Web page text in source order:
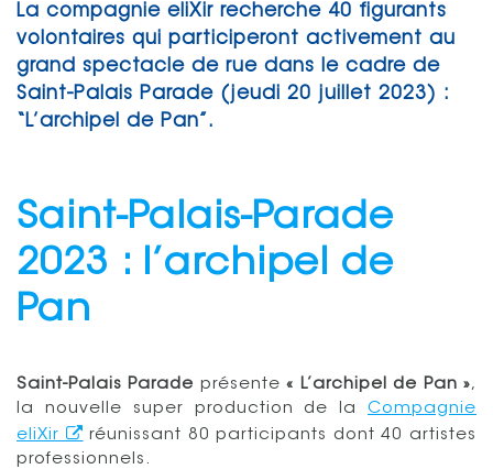
La compagnie eliXir recherche 40 figurants
volontaires qui participeront activement au
grand spectacle de rue dans le cadre de
Saint-Palais Parade (jeudi 20 juillet 2023) :
“L’archipel de Pan”.
Saint-Palais-Parade
2023 : l’archipel de
Pan
Saint-Palais Parade présente« L’archipel de Pan »,
la nouvelle super production de la Compagnie
eliXir
réunissant 80 participants dont 40 artistes
professionnels.